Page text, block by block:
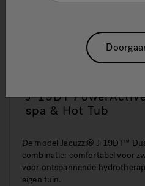
J-19DT
spa & Hot Tub
De model Jacuzzi® J-19DT™
combinatie: comfortabel voor
voor ontspannende
eigen tuin.